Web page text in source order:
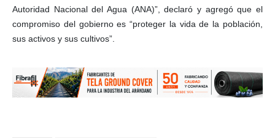
Autoridad Nacional del Agua (ANA)”, declaró y agregó que el
compromiso del gobierno es “proteger la vida de la población,
sus activos y sus cultivos”.